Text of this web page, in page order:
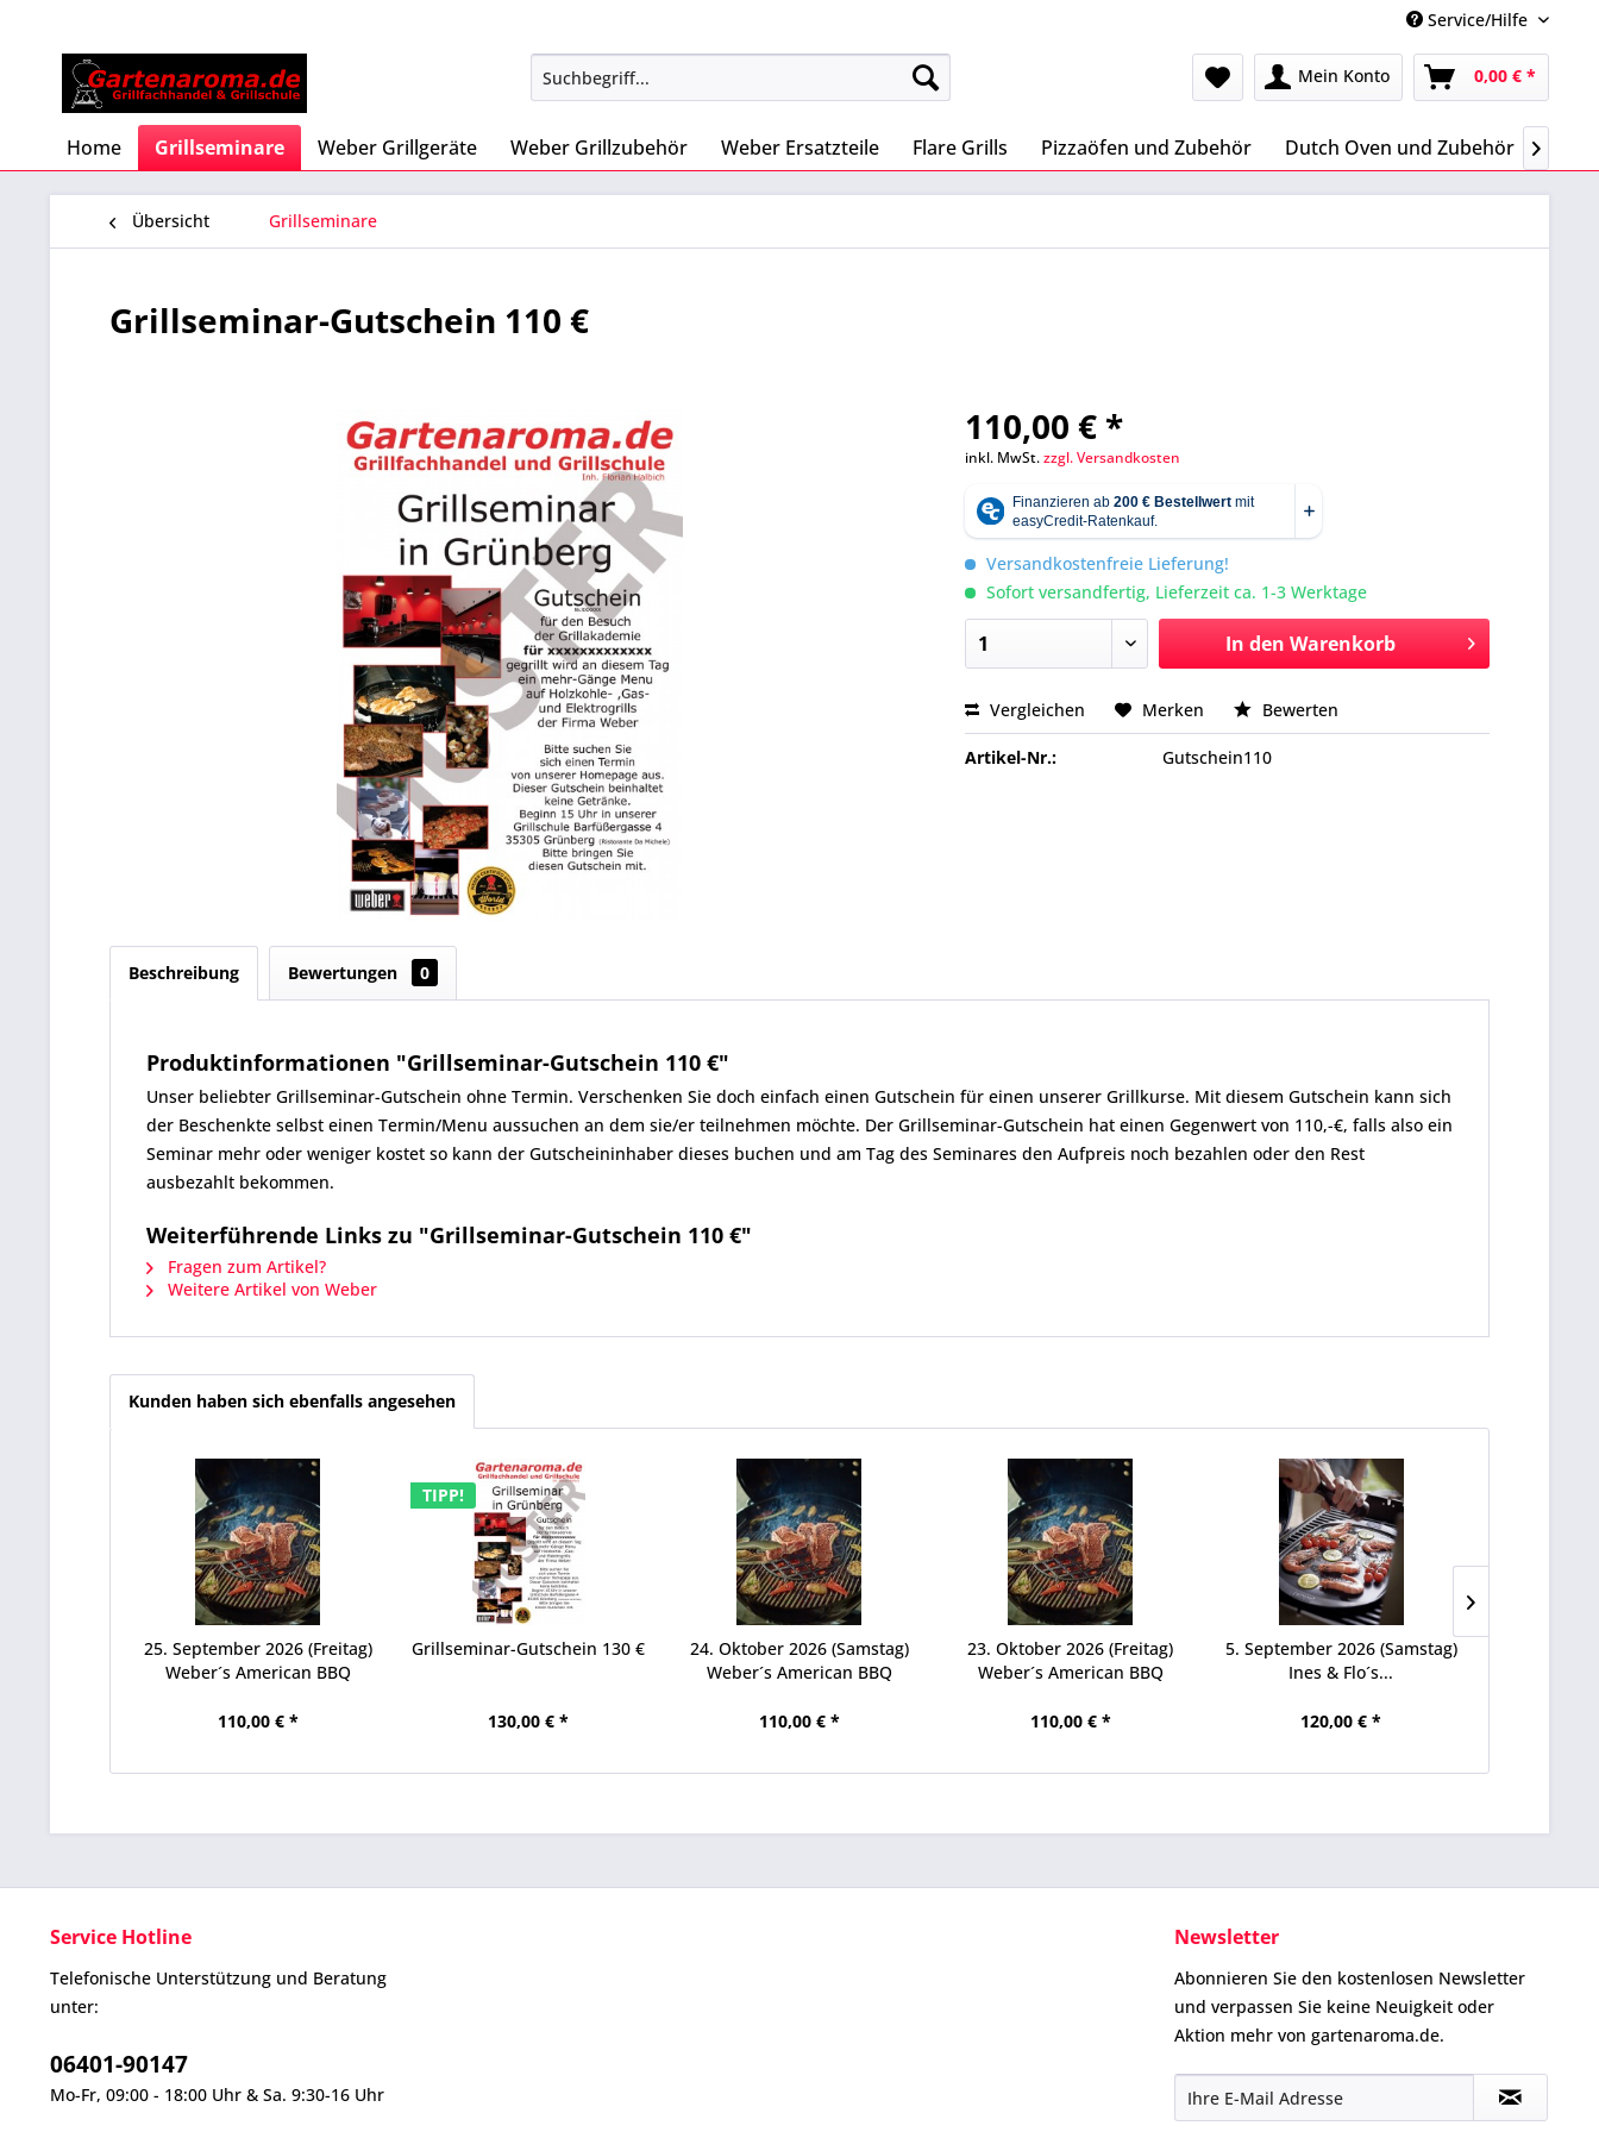
Service/Hilfe
Mein Konto 0,00 € *
Home Grillseminare Weber Grillgeräte Weber Grillzubehör Weber Ersatzteile Flare Grills Pizzaöfen und Zubehör Dutch Oven und Zubehör 
Übersicht Grillseminare
Grillseminar-Gutschein 110 €
110,00 € *
inkl. MwSt.zzgl. Versandkosten
Versandkostenfreie Lieferung!
Sofort versandfertig, Lieferzeit ca. 1-3 Werktage
In den Warenkorb
Vergleichen Merken Bewerten
Artikel-Nr.: Gutschein110
Beschreibung Bewertungen 0
Produktinformationen "Grillseminar-Gutschein 110 €"
Unser beliebter Grillseminar-Gutschein ohne Termin. Verschenken Sie doch einfach einen Gutschein für einen unserer Grillkurse. Mit diesem Gutschein kann sich
der Beschenkte selbst einen Termin/Menu aussuchen an dem sie/er teilnehmen möchte. Der Grillseminar-Gutschein hat einen Gegenwert von 110,-€, falls also ein
Seminar mehr oder weniger kostet so kann der Gutscheininhaber dieses buchen und am Tag des Seminares den Aufpreis noch bezahlen oder den Rest
ausbezahlt bekommen.
Weiterführende Links zu "Grillseminar-Gutschein 110 €"
Fragen zum Artikel?
Weitere Artikel von Weber
Kunden haben sich ebenfalls angesehen
25. September 2026 (Freitag)
Weber´s American BBQ
110,00 € *
TIPP!
Grillseminar-Gutschein 130 €
130,00 € *
24. Oktober 2026 (Samstag)
Weber´s American BBQ
110,00 € *
23. Oktober 2026 (Freitag)
Weber´s American BBQ
110,00 € *
5. September 2026 (Samstag)
Ines & Flo´s...
120,00 € *
Service Hotline
Telefonische Unterstützung und Beratung
unter:
06401-90147
Mo-Fr, 09:00 - 18:00 Uhr & Sa. 9:30-16 Uhr
Newsletter
Abonnieren Sie den kostenlosen Newsletter
und verpassen Sie keine Neuigkeit oder
Aktion mehr von gartenaroma.de.